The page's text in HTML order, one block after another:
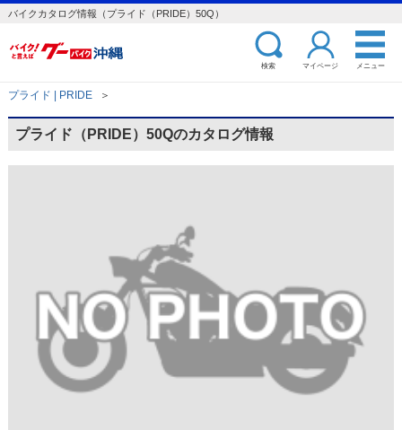
バイクカタログ情報（プライド（PRIDE）50Q）
検索 マイページ メニュー
プライド | PRIDE ＞
プライド（PRIDE）50Qのカタログ情報